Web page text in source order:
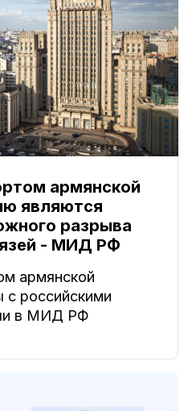
армянской
являются
разрыва
- МИД РФ
армянской
с российскими
в МИД РФ